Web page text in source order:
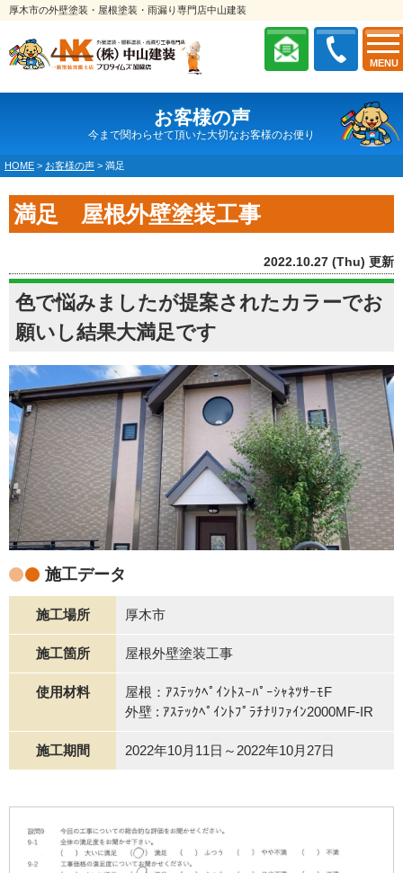
MENU
厚木市の外壁塗装・屋根塗装・雨漏り専門店中山建装
お客様の声
今まで関わらせて頂いた大切なお客様のお便り
HOME > お客様の声 > 満足
満足 屋根外壁塗装工事
2022.10.27 (Thu) 更新
色で悩みましたが提案されたカラーでお
願いし結果大満足です
施工データ
施工場所 厚木市
施工箇所 屋根外壁塗装工事
使用材料
屋根：ｱｽﾃｯｸﾍﾟｲﾝﾄｽｰﾊﾟｰｼｬﾈﾂｻｰﾓF
外壁 : ｱｽﾃｯｸﾍﾟｲﾝﾄﾌﾟﾗﾁﾅﾘﾌｧｲﾝ2000MF-IR
施工期間 2022年10月11日～2022年10月27日